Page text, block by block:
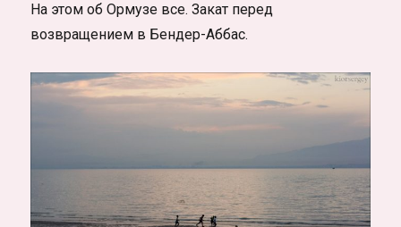
На этом об Ормузе все. Закат перед
возвращением в Бендер-Аббас.